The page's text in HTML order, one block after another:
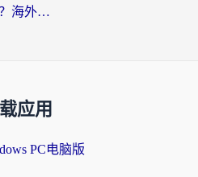
国外能玩阴阳师国内版吗？海外党亲测有效的国服游戏加速指南
载应用
PC电脑版